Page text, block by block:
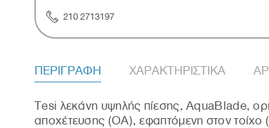
210 2713197
ΠΕΡΙΓΡΑΦΗ ΧΑΡΑΚΤΗΡΙΣΤΙΚΑ
Tesi λεκάνη υψηλής πίεσης, AquaBlade,
αποχέτευσης (OΑ), εφαπτόμενη στον τοίχο